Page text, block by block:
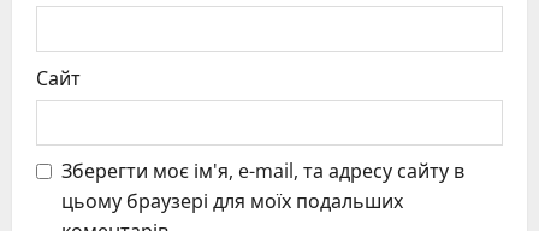
Сайт
Зберегти моє ім'я, e-mail, та адресу сайту в
цьому браузері для моїх подальших